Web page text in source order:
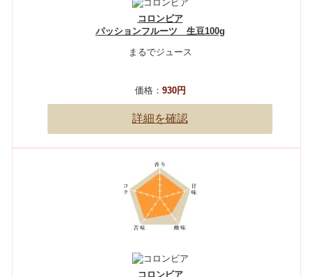
コロンビア
パッションフルーツ 生豆100g
まるでジュース
価格： 930円
詳細を確認
コロンビア